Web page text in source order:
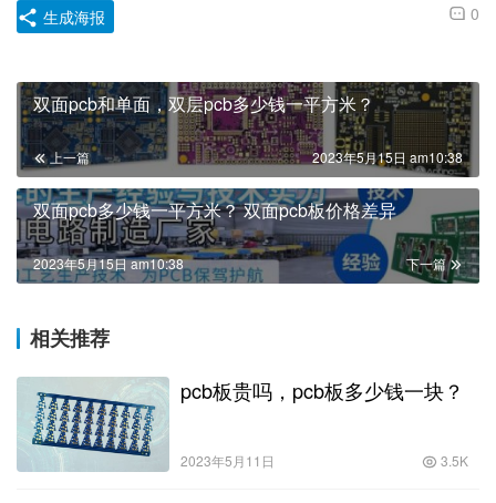
0
生成海报
双面pcb和单面，双层pcb多少钱一平方米？
上一篇 2023年5月15日 am10:38
双面pcb多少钱一平方米？ 双面pcb板价格差异
下一篇
2023年5月15日 am10:38
相关推荐
pcb板贵吗，pcb板多少钱一块？
2023年5月11日 3.5K